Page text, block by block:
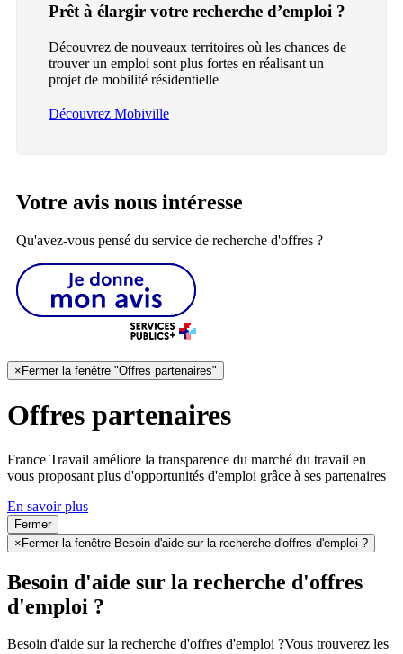
Prêt à élargir votre recherche d’emploi ?
Découvrez de nouveaux territoires où les chances de
trouver un emploi sont plus fortes en réalisant un
projet de mobilité résidentielle
Découvrez Mobiville
Votre avis nous intéresse
Qu'avez-vous pensé du service de recherche d'offres ?
× Fermer la fenêtre "Offres partenaires"
Offres partenaires
France Travail améliore la transparence du marché du travail en
vous proposant plus d'opportunités d'emploi grâce à ses partenaires
En savoir plus
Fermer
×Fermer la fenêtre Besoin d'aide sur la recherche d'offres d'emploi ?
Besoin d'aide sur la recherche d'offres
d'emploi ?
Besoin d'aide sur la recherche d'offres d'emploi ?Vous trouverez les